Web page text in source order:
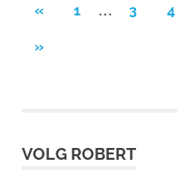
Berichten
paginering
«VORIGE
1 … 3 4
VOLGENDE
»
VOLG ROBERT